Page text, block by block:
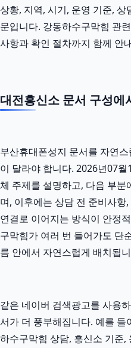
상황, 지역, 시기, 운영 기준,
문입니다. 강동하수구막힘 관
사항과 확인 절차까지 함께 안
대전흥신소 문서 구성에
부산휴대폰성지 문서를 자연
이 달라야 합니다. 2026년07
체 주제를 설명하고, 다음 부
며, 이후에는 상담 전 준비사
연결로 이어지는 방식이 안정
구막힘가 여러 번 들어가도 단
름 안에서 자연스럽게 배치됩
같은 네이버 검색광고를 사용
서가 더 풍부해집니다. 예를
하수구막힘 상담, 흥신소 기준